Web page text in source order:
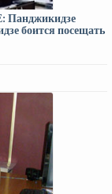
боится посещать